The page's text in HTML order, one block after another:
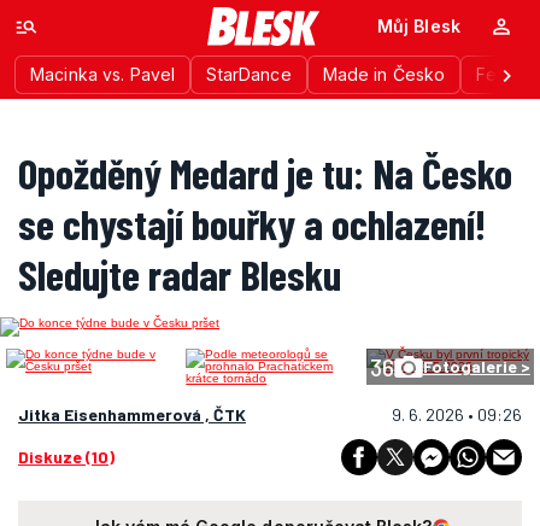
Macinka vs. Pavel StarDance Made in Česko
Můj Blesk
Opožděný Medard je tu: Na Česko
se chystají bouřky a ochlazení!
Sledujte radar Blesku
36 Fotogalerie >
Jitka Eisenhammerová , ČTK 9. 6. 2026 • 09:26
Diskuze (10)